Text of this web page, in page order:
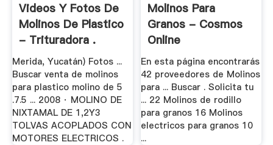
Videos Y Fotos De
Molinos De Plastico
- Trituradora .
Merida, Yucatán) Fotos ...
Buscar venta de molinos
para plastico molino de 5
.7.5 ... 2008 · MOLINO DE
NIXTAMAL DE 1,2Y3
TOLVAS ACOPLADOS CON
MOTORES ELECTRICOS .
Molinos Para
Granos - Cosmos
Online
En esta página encontrarás
42 proveedores de Molinos
para ... Buscar . Solicita tu
... 22 Molinos de rodillo
para granos 16 Molinos
electricos para granos 10
...